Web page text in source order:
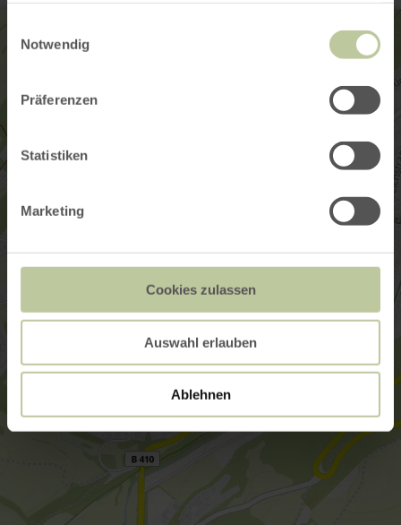
Notwendig
Präferenzen
Statistiken
Marketing
Cookies zulassen
Auswahl erlauben
Ablehnen